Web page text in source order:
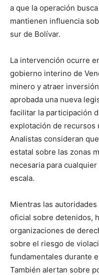
a que la operación
mantienen influencia
sur de Bolívar.
La intervención ocurre
gobierno interino de
minero y atraer
aprobada una nueva
facilitar la participación
explotación de recursos
Analistas consideran
estatal sobre las zonas
necesaria para
escala.
Mientras las
oficial sobre detenidos,
organizaciones de
sobre el riesgo de
fundamentales durante
También alertan sobre